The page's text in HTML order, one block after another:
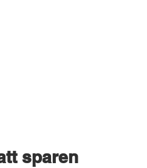
sparen